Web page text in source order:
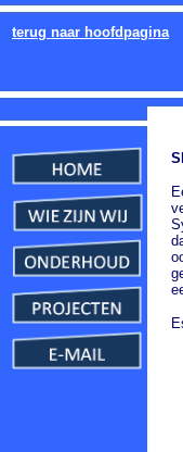
terug naar hoofdpagina